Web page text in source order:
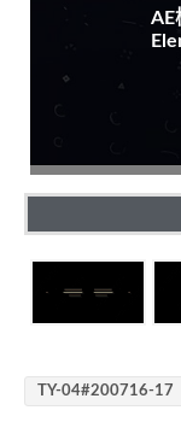
AE
TY-04#200716-17